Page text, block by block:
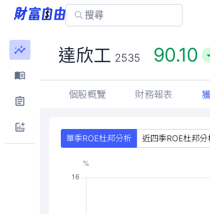
達欣工 2535 90.10
個股概覽 財務報表
單季ROE杜邦分析 近四季ROE杜邦分